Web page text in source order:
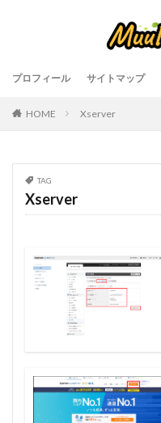
プロフィール サイトマップ
HOME Xserver
TAG
Xserver